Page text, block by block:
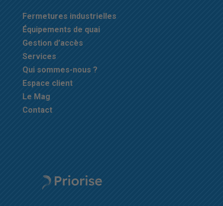
Fermetures industrielles
Équipements de quai
Gestion d’accès
Services
Qui sommes-nous ?
Espace client
Le Mag
Contact